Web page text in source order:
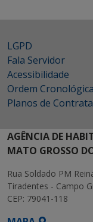
LGPD
Fala Servidor
Acessibilidade
Ordem
Planos de
AGÊNCIA DE
MATO GROSSO
Rua Soldado PM
Tiradentes - Campo
CEP: 79041-118